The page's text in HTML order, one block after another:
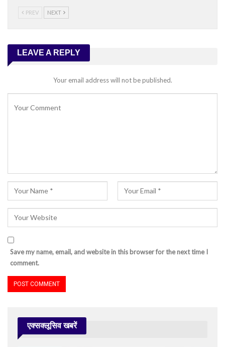
PREV NEXT
LEAVE A REPLY
Your email address will not be published.
Save my name, email, and website in this browser for the next time I
comment.
एक्सक्लूसिव खबरें